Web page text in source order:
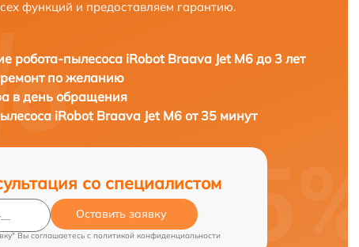
функций и предоставляем гарантию.
робота-пылесоса iRobot Braava Jet M6 до 3 лет
ремонт по желанию
в день обращения
iRobot Braava Jet M6 от 35 минут
со специалистом
Оставить заявку
Вы соглашаетесь c политикой конфиденциальности